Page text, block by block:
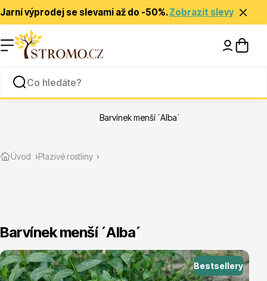
Jarní výprodej se slevami až do -50%.Zobrazit slevy
Rady a tipy
Zlevněné
Jehličnany
Úvod Plazivé rostliny
Barvínek menší ´Alba´
Barvínek menší ´Alba´
Bestsellery